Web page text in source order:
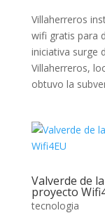
Villaherreros
wifi gratis para
iniciativa surge
Villaherreros,
obtuvo la
Valverde de
proyecto
tecnologia